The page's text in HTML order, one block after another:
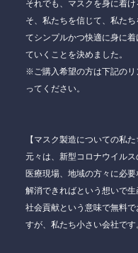
それでも、マスクを身に着
そ、私たちを信じて、私た
てシンプルかつ快適に身に
ていくことを決めました。
※ご購入希望の方は下記のリ
ってください。
【マスク製造についての私た
元々は、新型コロナウイルス
医療現場、地域の方々に必
解消できればという想いで生
社会貢献という意味で無料
すが、私たち小さい会社です